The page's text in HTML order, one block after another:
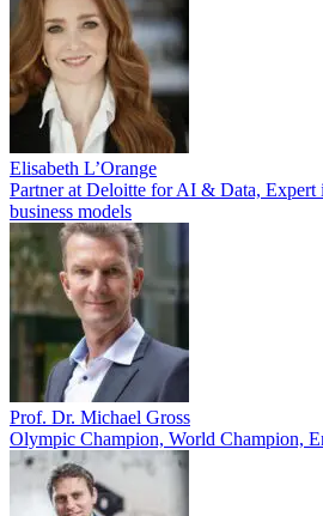
Elisabeth L’Orange
Partner at Deloitte for AI & Data,
business models
Prof. Dr. Michael Gross
Olympic Champion, World Champion,